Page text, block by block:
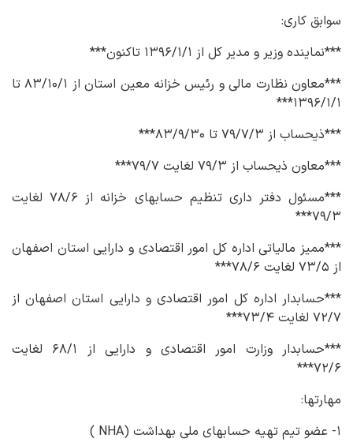
سوابق کاری:
***نماینده وزیر و مدیر کل از ۱۳۹۶/۱/۱ تاکنون***
***معاون نظارت مالی و رئیس خزانه معین استان از ۸۳/۱۰/۱ تا
۱۳۹۶/۱/۱***
***ذیحساب از ۷۹/۷/۳ تا ۸۳/۹/۳۰***
***معاون ذیحساب از ۷۹/۳ لغایت ۷۹/۷***
***مسئول دفتر داری تنظیم حسابهای خزانه از ۷۸/۶ لغایت
۷۹/۳***
***ممیز مالیاتی اداره کل امور اقتصادی و دارایی استان اصفهان
از ۷۳/۵ لغایت ۷۸/۶***
***حسابدار اداره کل امور اقتصادی و دارایی استان اصفهان از
۷۲/۷ لغایت ۷۳/۴***
***حسابدار وزارت امور اقتصادی و دارایی از ۶۸/۱ لغایت
۷۲/۶***
مهارتها:
۱- عضو تیم تهیه حسابهای ملی بهداشت (NHA )